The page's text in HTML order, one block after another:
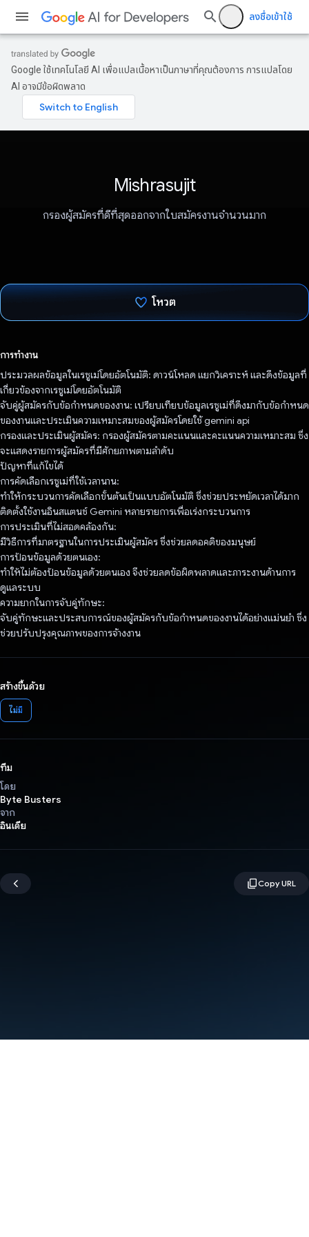
ลงชื่อเข้าใช้
Google ใช้เทคโนโลยี AI เพื่อแปลเนื้อหาเป็นภาษาที่คุณต้องการ การแปลโดย
AI อาจมีข้อผิดพลาด
Mishrasujit
กรองผู้สมัครที่ดีที่สุดออกจากใบสมัครงานจํานวนมาก
โหวต
การทำงาน
ประมวลผลข้อมูลในเรซูเม่โดยอัตโนมัติ: ดาวน์โหลด แยกวิเคราะห์ และดึงข้อมูลที่
เกี่ยวข้องจากเรซูเม่โดยอัตโนมัติ
จับคู่ผู้สมัครกับข้อกำหนดของงาน: เปรียบเทียบข้อมูลเรซูเม่ที่ดึงมากับข้อกำหนด
ของงานและประเมินความเหมาะสมของผู้สมัครโดยใช้ gemini api
กรองและประเมินผู้สมัคร: กรองผู้สมัครตามคะแนนและคะแนนความเหมาะสม ซึ่ง
จะแสดงรายการผู้สมัครที่มีศักยภาพตามลําดับ
ปัญหาที่แก้ไขได้
การคัดเลือกเรซูเม่ที่ใช้เวลานาน:
ทำให้กระบวนการคัดเลือกขั้นต้นเป็นแบบอัตโนมัติ ซึ่งช่วยประหยัดเวลาได้มาก
ติดตั้งใช้งานอินสแตนซ์ Gemini หลายรายการเพื่อเร่งกระบวนการ
การประเมินที่ไม่สอดคล้องกัน:
มีวิธีการที่มาตรฐานในการประเมินผู้สมัคร ซึ่งช่วยลดอคติของมนุษย์
การป้อนข้อมูลด้วยตนเอง:
ทำให้ไม่ต้องป้อนข้อมูลด้วยตนเอง จึงช่วยลดข้อผิดพลาดและภาระงานด้านการ
ดูแลระบบ
ความยากในการจับคู่ทักษะ:
จับคู่ทักษะและประสบการณ์ของผู้สมัครกับข้อกำหนดของงานได้อย่างแม่นยำ ซึ่ง
ช่วยปรับปรุงคุณภาพของการจ้างงาน
สร้างขึ้นด้วย
ไม่มี
ทีม
โดย
Byte Busters
จาก
อินเดีย